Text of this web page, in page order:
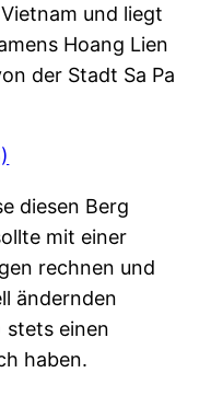
und liegt
Hoang Lien
der Stadt Sa Pa
diesen Berg
mit einer
rechnen und
ändernden
stets einen
haben.